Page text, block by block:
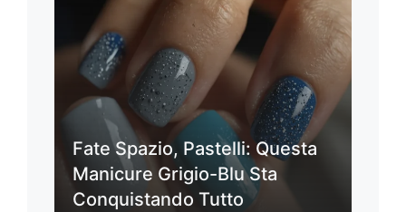
Fate Spazio, Pastelli: Questa
Manicure Grigio-Blu Sta
Conquistando Tutto